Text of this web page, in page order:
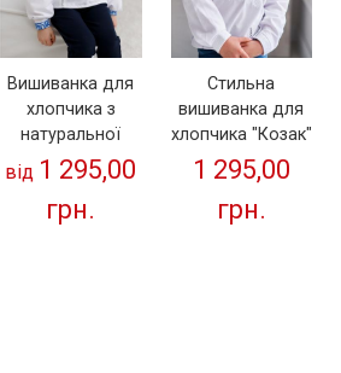
Вишиванка для
хлопчика з
натуральної
тканини "Козак"
(Синій)
від 1 295,00
грн.
Стильна
вишиванка для
хлопчика "Козак"
(біла вишивка ) з
натуральної
тканини
1 295,00
грн.